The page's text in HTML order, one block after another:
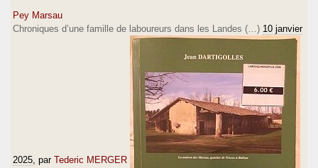
Pey Marsau
Chroniques d’une famille de laboureurs dans les Landes (…) 10 janvier
2025 , par Tederic MERGER